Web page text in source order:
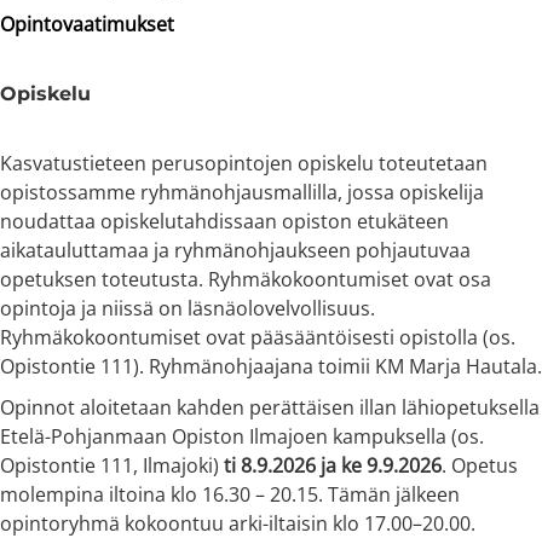
Opintovaatimukset
Opiskelu
Kasvatustieteen perusopintojen opiskelu toteutetaan
opistossamme ryhmänohjausmallilla, jossa opiskelija
noudattaa opiskelutahdissaan opiston etukäteen
aikatauluttamaa ja ryhmänohjaukseen pohjautuvaa
opetuksen toteutusta. Ryhmäkokoontumiset ovat osa
opintoja ja niissä on läsnäolovelvollisuus.
Ryhmäkokoontumiset ovat pääsääntöisesti opistolla (os.
Opistontie 111). Ryhmänohjaajana toimii KM Marja Hautala.
Opinnot aloitetaan kahden perättäisen illan lähiopetuksella
Etelä-Pohjanmaan Opiston Ilmajoen kampuksella (os.
Opistontie 111, Ilmajoki) ti 8.9.2026 ja ke 9.9.2026. Opetus
molempina iltoina klo 16.30 – 20.15. Tämän jälkeen
opintoryhmä kokoontuu arki-iltaisin klo 17.00–20.00.